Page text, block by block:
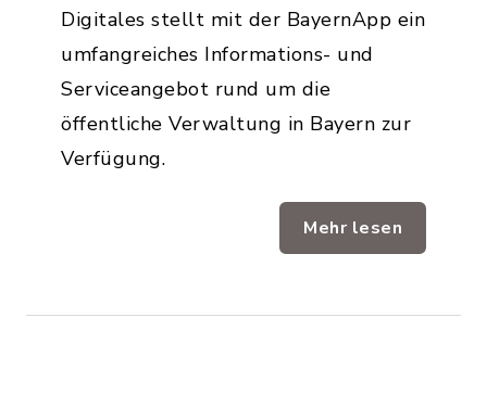
Digitales stellt mit der BayernApp ein
umfangreiches Informations- und
Serviceangebot rund um die
öffentliche Verwaltung in Bayern zur
Verfügung.
Mehr lesen